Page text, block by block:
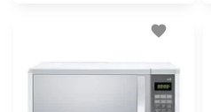
favorite